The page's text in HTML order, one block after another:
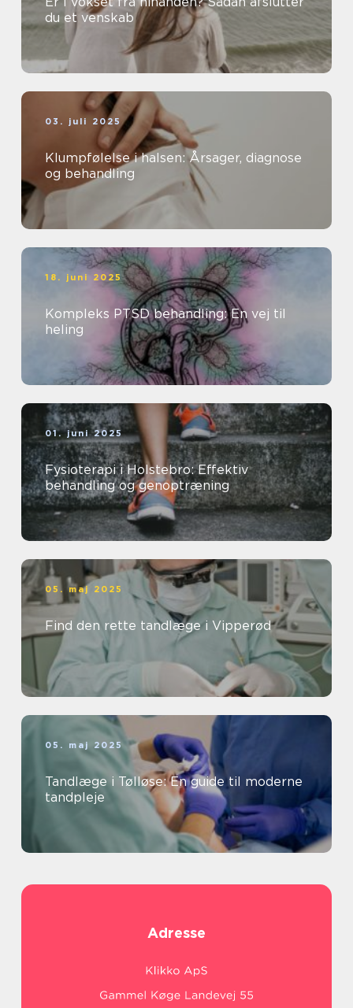
du et venskab
03. juli 2025
Klumpfølelse i halsen: Årsager, diagnose
og behandling
18. juni 2025
Kompleks PTSD behandling: En vej til
heling
01. juni 2025
Fysioterapi i Holstebro: Effektiv
behandling og genoptræning
05. maj 2025
Find den rette tandlæge i Vipperød
05. maj 2025
Tandlæge i Tølløse: En guide til moderne
tandpleje
Adresse